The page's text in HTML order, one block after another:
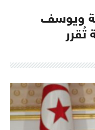
ويوسف
تُقرر